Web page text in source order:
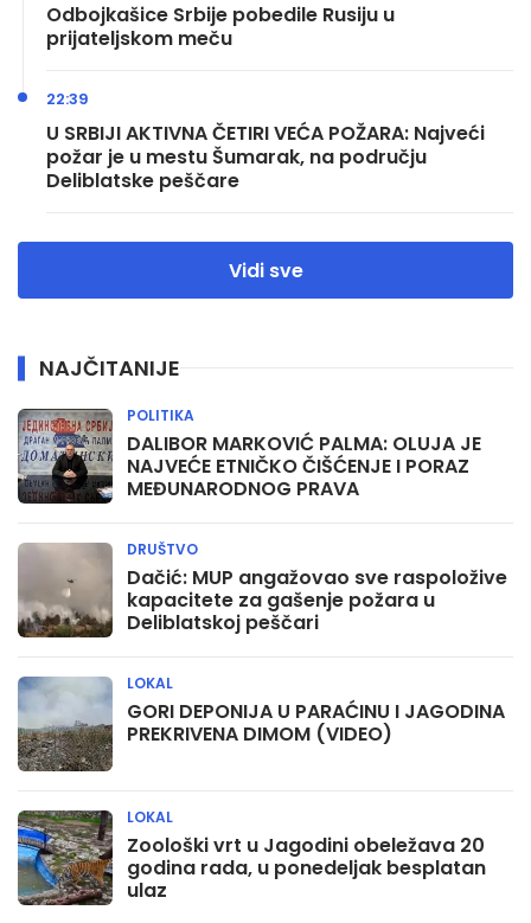
Odbojkašice Srbije pobedile Rusiju u
prijateljskom meču
U SRBIJI AKTIVNA ČETIRI VEĆA POŽARA: Najveći
požar je u mestu Šumarak, na području
Deliblatske peščare
22:39
Vidi sve
NAJČITANIJE
DALIBOR MARKOVIĆ PALMA: OLUJA JE
NAJVEĆE ETNIČKO ČIŠĆENJE I PORAZ
MEĐUNARODNOG PRAVA
POLITIKA
Dačić: MUP angažovao sve raspoložive
kapacitete za gašenje požara u
Deliblatskoj peščari
DRUŠTVO
GORI DEPONIJA U PARAĆINU I JAGODINA
PREKRIVENA DIMOM (VIDEO)
LOKAL
Zoološki vrt u Jagodini obeležava 20
godina rada, u ponedeljak besplatan
ulaz
LOKAL